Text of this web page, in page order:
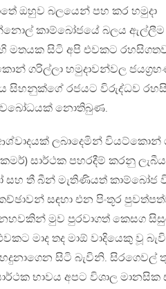
ඔහුව බලයෙන් පහ කර හමුදා
කාම්බෝජයේ බලය ඇල්ලීම
මතයක සිටි අපි එවකට
ගරිල්ලා හමුදාවන්වල
සිහනුක්ගේ රජයට විරුද්ධව
නොතිබුණ.
ලබාදෙමින් වියට්කොන්
සාර්ථක පහරදීම් කරනු
තී බීන් මැතිණියත් කාම්බෝජ
සඳහා එන පිංතූර
මුව පුරවාගත් කෙසග
මාද තද මාඕ වාදියෙකු වූ
සිටි බැවිනි. සිරගෙවල්
භාවය අපට විශාල